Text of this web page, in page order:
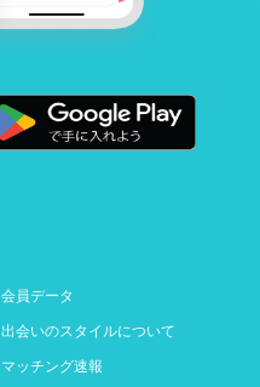
会員データ
出会いのスタイルについて
マッチング速報